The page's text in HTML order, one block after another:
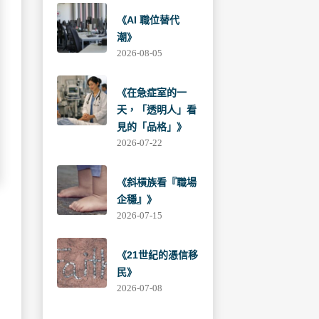
《AI 職位替代
潮》
2026-08-05
《在急症室的一
天，「透明人」看
見的「品格」》
2026-07-22
《斜槓族看『職場
企穩』》
2026-07-15
《21世紀的憑信移
民》
2026-07-08